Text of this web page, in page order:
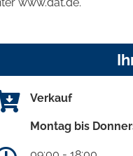
Verkauf
Montag bis